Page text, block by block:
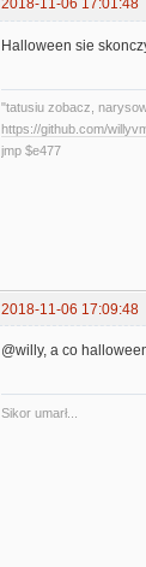
2018-11-06 17:01:48
Halloween sie
"tatusiu zobacz,
https://github.com/
jmp $e477
2018-11-06 17:09:48
@willy, a co
Sikor umarł...